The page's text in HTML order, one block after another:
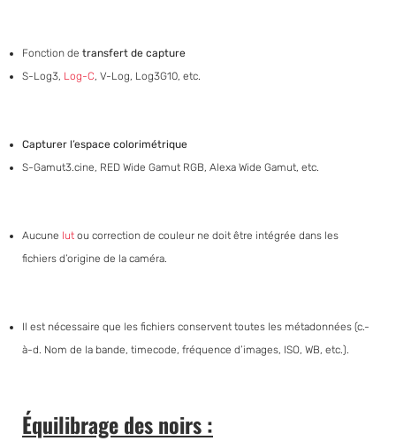
Fonction de transfert de capture
S-Log3, Log-C, V-Log, Log3G10, etc.
Capturer l’espace colorimétrique
S-Gamut3.cine, RED Wide Gamut RGB, Alexa Wide Gamut, etc.
Aucune lut ou correction de couleur ne doit être intégrée dans les
fichiers d’origine de la caméra.
Il est nécessaire que les fichiers conservent toutes les métadonnées (c.-
à-d. Nom de la bande, timecode, fréquence d’images, ISO, WB, etc.).
Équilibrage des noirs :